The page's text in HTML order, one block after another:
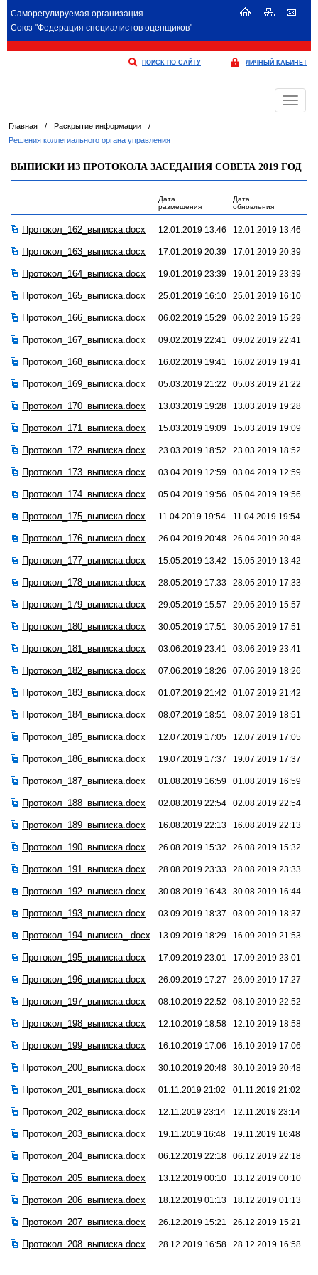
Саморегулируемая организация
Союз "Федерация специалистов оценщиков"
ПОИСК ПО САЙТУ ЛИЧНЫЙ КАБИНЕТ
Меню
Главная / Раскрытие информации
/
Решения коллегиального органа управления
ВЫПИСКИ ИЗ ПРОТОКОЛА ЗАСЕДАНИЯ СОВЕТА 2019 ГОД
Дата
размещения
Дата
обновления
Протокол_162_выписка.docx 12.01.2019 13:46 12.01.2019 13:46
Протокол_163_выписка.docx 17.01.2019 20:39 17.01.2019 20:39
Протокол_164_выписка.docx 19.01.2019 23:39 19.01.2019 23:39
Протокол_165_выписка.docx 25.01.2019 16:10 25.01.2019 16:10
Протокол_166_выписка.docx 06.02.2019 15:29 06.02.2019 15:29
Протокол_167_выписка.docx 09.02.2019 22:41 09.02.2019 22:41
Протокол_168_выписка.docx 16.02.2019 19:41 16.02.2019 19:41
Протокол_169_выписка.docx 05.03.2019 21:22 05.03.2019 21:22
Протокол_170_выписка.docx 13.03.2019 19:28 13.03.2019 19:28
Протокол_171_выписка.docx 15.03.2019 19:09 15.03.2019 19:09
Протокол_172_выписка.docx 23.03.2019 18:52 23.03.2019 18:52
Протокол_173_выписка.docx 03.04.2019 12:59 03.04.2019 12:59
Протокол_174_выписка.docx 05.04.2019 19:56 05.04.2019 19:56
Протокол_175_выписка.docx 11.04.2019 19:54 11.04.2019 19:54
Протокол_176_выписка.docx 26.04.2019 20:48 26.04.2019 20:48
Протокол_177_выписка.docx 15.05.2019 13:42 15.05.2019 13:42
Протокол_178_выписка.docx 28.05.2019 17:33 28.05.2019 17:33
Протокол_179_выписка.docx 29.05.2019 15:57 29.05.2019 15:57
Протокол_180_выписка.docx 30.05.2019 17:51 30.05.2019 17:51
Протокол_181_выписка.docx 03.06.2019 23:41 03.06.2019 23:41
Протокол_182_выписка.docx 07.06.2019 18:26 07.06.2019 18:26
Протокол_183_выписка.docx 01.07.2019 21:42 01.07.2019 21:42
Протокол_184_выписка.docx 08.07.2019 18:51 08.07.2019 18:51
Протокол_185_выписка.docx 12.07.2019 17:05 12.07.2019 17:05
Протокол_186_выписка.docx 19.07.2019 17:37 19.07.2019 17:37
Протокол_187_выписка.docx 01.08.2019 16:59 01.08.2019 16:59
Протокол_188_выписка.docx 02.08.2019 22:54 02.08.2019 22:54
Протокол_189_выписка.docx 16.08.2019 22:13 16.08.2019 22:13
Протокол_190_выписка.docx 26.08.2019 15:32 26.08.2019 15:32
Протокол_191_выписка.docx 28.08.2019 23:33 28.08.2019 23:33
Протокол_192_выписка.docx 30.08.2019 16:43 30.08.2019 16:44
Протокол_193_выписка.docx 03.09.2019 18:37 03.09.2019 18:37
Протокол_194_выписка_.docx 13.09.2019 18:29 16.09.2019 21:53
Протокол_195_выписка.docx 17.09.2019 23:01 17.09.2019 23:01
Протокол_196_выписка.docx 26.09.2019 17:27 26.09.2019 17:27
Протокол_197_выписка.docx 08.10.2019 22:52 08.10.2019 22:52
Протокол_198_выписка.docx 12.10.2019 18:58 12.10.2019 18:58
Протокол_199_выписка.docx 16.10.2019 17:06 16.10.2019 17:06
Протокол_200_выписка.docx 30.10.2019 20:48 30.10.2019 20:48
Протокол_201_выписка.docx 01.11.2019 21:02 01.11.2019 21:02
Протокол_202_выписка.docx 12.11.2019 23:14 12.11.2019 23:14
Протокол_203_выписка.docx 19.11.2019 16:48 19.11.2019 16:48
Протокол_204_выписка.docx 06.12.2019 22:18 06.12.2019 22:18
Протокол_205_выписка.docx 13.12.2019 00:10 13.12.2019 00:10
Протокол_206_выписка.docx 18.12.2019 01:13 18.12.2019 01:13
Протокол_207_выписка.docx 26.12.2019 15:21 26.12.2019 15:21
Протокол_208_выписка.docx 28.12.2019 16:58 28.12.2019 16:58